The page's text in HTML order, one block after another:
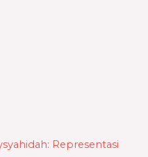
Representasi